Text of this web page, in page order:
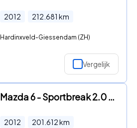
2012 212.681 km
Hardinxveld-Giessendam (ZH)
Vergelijk
Mazda 6 - Sportbreak 2.0 TS+ Lease Pack airco/ecc navigatie
2012 201.612km